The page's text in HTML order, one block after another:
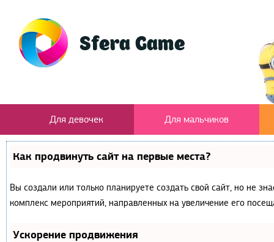
Для девочек Для мальчиков
Как продвинуть сайт на первые места?
Вы создали или только планируете создать свой сайт, но не
комплекс мероприятий, направленных на увеличение его
Ускорение продвижения